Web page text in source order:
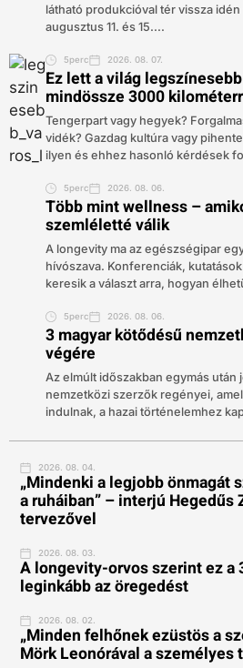
látható produkcióval tér vissza
augusztus 11. és 15....
5perc 2026. 08. 07.
Ez lett a világ
mindössze 3000
Tengerpart vagy hegyek?
vidék? Gazdag kultúra vagy
ilyen és ehhez hasonló kérdések
5perc 2026. 08. 06.
Több mint wellness –
szemléletté válik
A longevity ma az egészségipar
hívószava. Konferenciák,
keresik a választ arra, hogyan
5perc 2026. 08. 06.
3 magyar kötődésű
végére
Az elmúlt időszakban egymás után
nemzetközi szerzők regényei,
indulnak, a hazai történelemhez
2026. 08. 04.
„Mindenki a legjobb önmagát
a ruháiban” – interjú Hegedűs
tervezővel
2026. 08. 03.
A longevity-orvos szerint ez a
leginkább az öregedést
2026. 08. 02.
„Minden felhőnek ezüstös a
Mörk Leonórával a